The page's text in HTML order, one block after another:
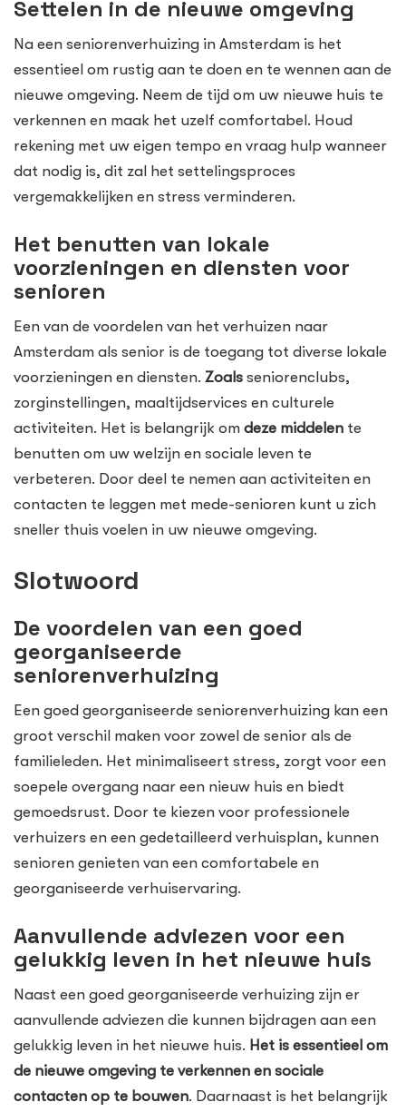
Settelen in de nieuwe omgeving
Na een seniorenverhuizing in Amsterdam is het
essentieel om rustig aan te doen en te wennen aan de
nieuwe omgeving. Neem de tijd om uw nieuwe huis te
verkennen en maak het uzelf comfortabel. Houd
rekening met uw eigen tempo en vraag hulp wanneer
dat nodig is, dit zal het settelingsproces
vergemakkelijken en stress verminderen.
Het benutten van lokale
voorzieningen en diensten voor
senioren
Een van de voordelen van het verhuizen naar
Amsterdam als senior is de toegang tot diverse lokale
voorzieningen en diensten. Zoals seniorenclubs,
zorginstellingen, maaltijdservices en culturele
activiteiten. Het is belangrijk om deze middelen te
benutten om uw welzijn en sociale leven te
verbeteren. Door deel te nemen aan activiteiten en
contacten te leggen met mede-senioren kunt u zich
sneller thuis voelen in uw nieuwe omgeving.
Slotwoord
De voordelen van een goed
georganiseerde
seniorenverhuizing
Een goed georganiseerde seniorenverhuizing kan een
groot verschil maken voor zowel de senior als de
familieleden. Het minimaliseert stress, zorgt voor een
soepele overgang naar een nieuw huis en biedt
gemoedsrust. Door te kiezen voor professionele
verhuizers en een gedetailleerd verhuisplan, kunnen
senioren genieten van een comfortabele en
georganiseerde verhuiservaring.
Aanvullende adviezen voor een
gelukkig leven in het nieuwe huis
Naast een goed georganiseerde verhuizing zijn er
aanvullende adviezen die kunnen bijdragen aan een
gelukkig leven in het nieuwe huis. Het is essentieel om
de nieuwe omgeving te verkennen en sociale
contacten op te bouwen. Daarnaast is het belangrijk